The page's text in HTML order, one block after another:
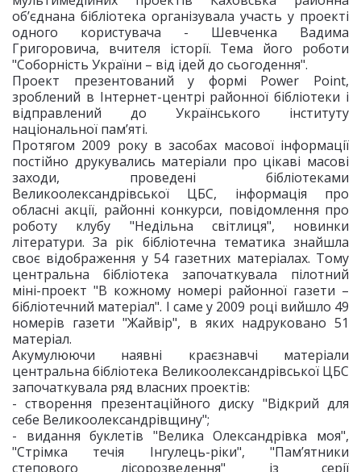
об’єднана бібліотека організувала участь у проекті
одного користувача - Шевченка Вадима
Григоровича, вчителя історії. Тема його роботи
"Соборність України – від ідей до сьогодення".
Проект презентований у формі Power Point,
зроблений в Інтернет-центрі районної бібліотеки і
відправлений до Українського інституту
національної пам’яті.
Протягом 2009 року в засобах масової інформації
постійно друкувались матеріали про цікаві масові
заходи, проведені бібліотеками
Великоолександрівської ЦБС, інформація про
обласні акції, районні конкурси, повідомлення про
роботу клубу "Недільна світлиця", новинки
літератури. За рік бібліотечна тематика знайшла
своє відображення у 54 газетних матеріалах. Тому
центральна бібліотека започаткувала пілотний
міні-проект "В кожному номері районної газети –
бібліотечний матеріал". І саме у 2009 році вийшло 49
номерів газети "Жайвір", в яких надруковано 51
матеріал.
Акумулюючи наявні краєзнавчі матеріали
центральна бібліотека Великоолександрівської ЦБС
започаткувала ряд власних проектів:
- створення презентаційного диску "Відкрий для
себе Великоолександрівщину";
- видання буклетів "Велика Олександрівка моя",
"Стрімка течія Інгулець-ріки", "Пам’ятники
степового лісорозведення" із серії